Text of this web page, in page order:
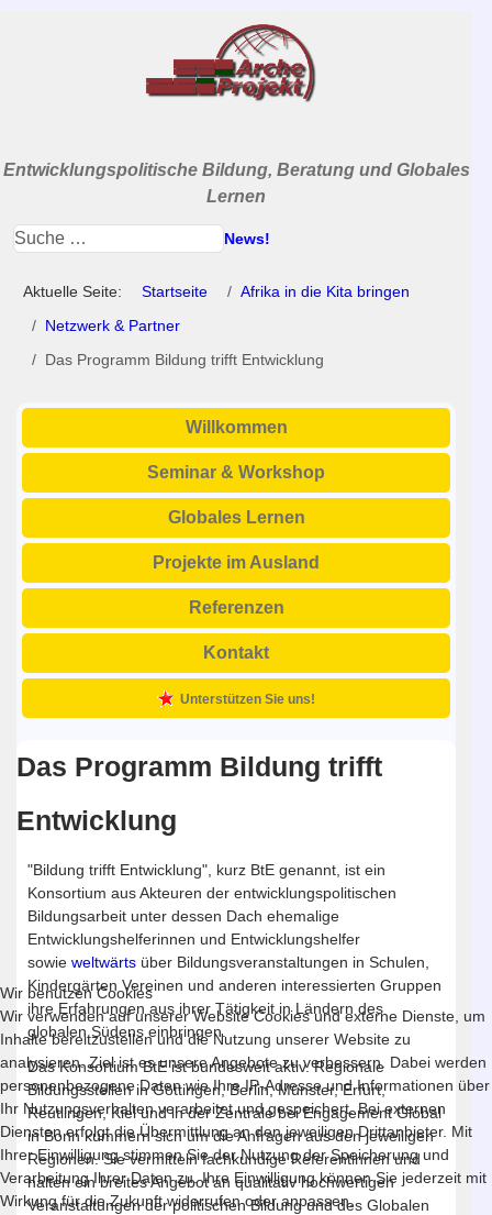
Entwicklungspolitische Bildung, Beratung und Globales
Lernen
News!
Aktuelle Seite: Startseite
Afrika in die Kita bringen
Netzwerk & Partner
Das Programm Bildung trifft Entwicklung
Willkommen
Seminar & Workshop
Globales Lernen
Projekte im Ausland
Referenzen
Kontakt
Unterstützen Sie uns!
Das Programm Bildung trifft
Entwicklung
"Bildung trifft Entwicklung", kurz BtE genannt, ist ein
Konsortium aus Akteuren der entwicklungspolitischen
Bildungsarbeit unter dessen Dach ehemalige
Entwicklungshelferinnen und Entwicklungshelfer
sowie weltwärts über Bildungsveranstaltungen in Schulen,
Kindergärten Vereinen und anderen interessierten Gruppen
ihre Erfahrungen aus ihrer Tätigkeit in Ländern des
globalen Südens einbringen.
Das Konsortium BtE ist bundesweit aktiv. Regionale
Bildungsstellen in Göttingen, Berlin, Münster, Erfurt,
Reutlingen, Kiel und in der Zentrale bei Engagement Global
in Bonn kümmern sich um die Anfragen aus den jeweiligen
Regionen. Sie vermitteln fachkundige Referentinnen und
halten ein breites Angebot an qualitativ hochwertigen
Veranstaltungen der politischen Bildung und des Globalen
Wir benutzen Cookies
Wir verwenden auf unserer Website Cookies und externe Dienste, um
Inhalte bereitzustellen und die Nutzung unserer Website zu
analysieren. Ziel ist es unsere Angebote zu verbessern. Dabei werden
personenbezogene Daten wie Ihre IP-Adresse und Informationen über
Ihr Nutzungsverhalten verarbeitet und gespeichert. Bei externen
Diensten erfolgt die Übermittlung an den jeweiligen Drittanbieter. Mit
Ihrer Einwilligung stimmen Sie der Nutzung der Speicherung und
Verarbeitung Ihrer Daten zu. Ihre Einwilligung können Sie jederzeit mit
Wirkung für die Zukunft widerrufen oder anpassen.